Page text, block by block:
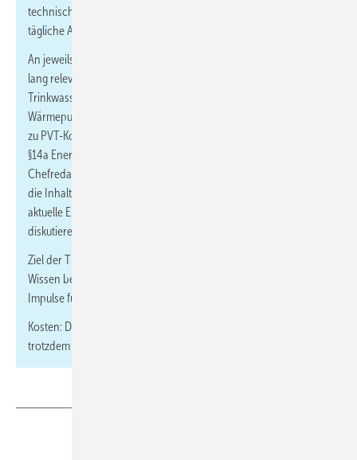
technische Hintergründe sowie Handlungsempfehlungen für die
tägliche Arbeit.
An jeweils einem Vor- und Nachmittag werden je 1,5 Stunden
lang relevante Themen aus Theorie und Praxis beleuchtet – von
Trinkwasserhygiene und moderner Badgestaltung über
Wärmepumpentechnik und Heizungswasseraufbereitung bis hin
zu PVT-Kollektoren und den neuen gesetzlichen Vorgaben nach
§14a Energiewirtschaftsgesetz. Die Moderation übernehmen die
Chefredakteure Markus Sironi (IKZ) und Dennis Jäger (SBZ), die
die Inhalte einordnen und gemeinsam mit den Fachreferenten
aktuelle Entwicklungen und Trends aus dem SHK-Bereich
diskutieren.
Ziel der Thementage ist es, kompaktes und praxisorientiertes
Wissen bereitzustellen, das den Stand der Technik aufzeigt und
Impulse für eine erfolgreiche Umsetzung in der Praxis liefert.
Kosten: Die Teilnahme ist kostenfrei, eine Anmeldung ist
trotzdem notwendig. →